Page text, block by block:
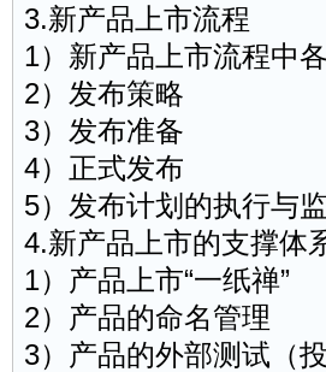
3.新产品上市流程
1）新产品上市流程中
2）发布策略
3）发布准备
4）正式发布
5）发布计划的执行与
4.新产品上市的支撑体
1）产品上市“一纸禅”
2）产品的命名管理
3）产品的外部测试（